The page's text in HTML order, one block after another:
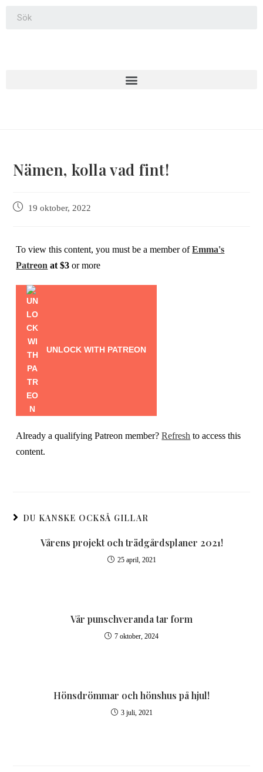
Nämen, kolla vad fint!
19 oktober, 2022
To view this content, you must be a member ofEmma's
Patreon at $3or more
UNLOCK WITH PATREON
Already a qualifying Patreon member?Refresh to access this
content.
DU KANSKE OCKSÅ GILLAR
Vårens projekt och trädgårdsplaner 2021!
25 april, 2021
Vår punschveranda tar form
7 oktober, 2024
Hönsdrömmar och hönshus på hjul!
3 juli, 2021